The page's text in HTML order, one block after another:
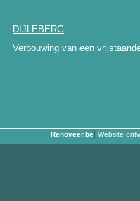
DIJLEBERG
Verbouwing van een
Renoveer.be |Website